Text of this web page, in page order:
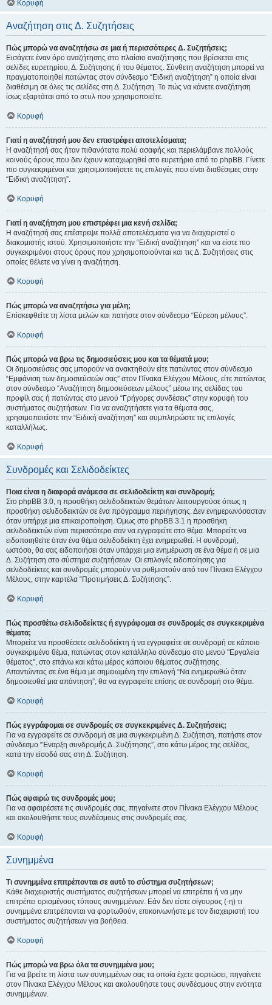
Κορυφή
Αναζήτηση στις Δ. Συζητήσεις
Πώς μπορώ να αναζητήσω σε μια ή περισσότερες Δ. Συζητήσεις;
Εισάγετε έναν όρο αναζήτησης στο πλαίσιο αναζήτησης που βρίσκεται στις
σελίδες ευρετηρίου, Δ. Συζήτησης ή του θέματος. Σύνθετη αναζήτηση μπορεί να
πραγματοποιηθεί πατώντας στον σύνδεσμο “Ειδική αναζήτηση” η οποία είναι
διαθέσιμη σε όλες τις σελίδες στη Δ. Συζήτηση. Το πώς να κάνετε αναζήτηση
ίσως εξαρτάται από το στυλ που χρησιμοποιείτε.
Κορυφή
Γιατί η αναζήτησή μου δεν επιστρέφει αποτελέσματα;
Η αναζήτησή σας ήταν πιθανότατα πολύ ασαφής και περιελάμβανε πολλούς
κοινούς όρους που δεν έχουν καταχωρηθεί στο ευρετήριο από το phpBB. Γίνετε
πιο συγκεκριμένοι και χρησιμοποιήσετε τις επιλογές που είναι διαθέσιμες στην
“Ειδική αναζήτηση”.
Κορυφή
Γιατί η αναζήτηση μου επιστρέφει μια κενή σελίδα;
Η αναζήτησή σας επέστρεψε πολλά αποτελέσματα για να διαχειριστεί ο
διακομιστής ιστού. Χρησιμοποιήστε την “Ειδική αναζήτηση” και να είστε πιο
συγκεκριμένοι στους όρους που χρησιμοποιούνται και τις Δ. Συζητήσεις στις
οποίες θέλετε να γίνει η αναζήτηση.
Κορυφή
Πώς μπορώ να αναζητήσω για μέλη;
Επίσκεφθείτε τη λίστα μελών και πατήστε στον σύνδεσμο “Εύρεση μέλους”.
Κορυφή
Πώς μπορώ να βρω τις δημοσιεύσεις μου και τα θέματά μου;
Οι δημοσιεύσεις σας μπορούν να ανακτηθούν είτε πατώντας στον σύνδεσμο
“Εμφάνιση των δημοσιεύσεών σας” στον Πίνακα Ελέγχου Μέλους, είτε πατώντας
στον σύνδεσμο “Αναζήτηση δημοσιεύσεων μέλους” μέσω της σελίδας του
προφίλ σας ή πατώντας στο μενού “Γρήγορες συνδέσεις” στην κορυφή του
συστήματος συζητήσεων. Για να αναζητήσετε για τα θέματα σας,
χρησιμοποιείστε την “Ειδική αναζήτηση” και συμπληρώστε τις επιλογές
καταλλήλως.
Κορυφή
Συνδρομές και Σελιδοδείκτες
Ποια είναι η διαφορά ανάμεσα σε σελιδοδείκτη και συνδρομή;
Στο phpBB 3.0, η προσθήκη σελιδοδεικτών θεμάτων λειτουργούσε όπως η
προσθήκη σελιδοδεικτών σε ένα πρόγραμμα περιήγησης. Δεν ενημερωνόσασταν
όταν υπήρχε μια επικαιροποίηση. Όμως στο phpBB 3.1 η προσθήκη
σελιδοδεικτών είναι περισσότερο σαν να εγγραφείτε στο θέμα. Μπορείτε να
ειδοποιηθείτε όταν ένα θέμα σελιδοδείκτη έχει ενημερωθεί. Η συνδρομή,
ωστόσο, θα σας ειδοποιήσει όταν υπάρχει μια ενημέρωση σε ένα θέμα ή σε μια
Δ. Συζήτηση στο σύστημα συζητήσεων. Οι επιλογές ειδοποίησης για
σελιδοδείκτες και συνδρομές μπορούν να ρυθμιστούν από τον Πίνακα Ελέγχου
Μέλους, στην καρτέλα “Προτιμήσεις Δ. Συζήτησης”.
Κορυφή
Πώς προσθέτω σελιδοδείκτες ή εγγράφομαι σε συνδρομές σε συγκεκριμένα
θέματα;
Μπορείτε να προσθέσετε σελιδοδείκτη ή να εγγραφείτε σε συνδρομή σε κάποιο
συγκεκριμένο θέμα, πατώντας στον κατάλληλο σύνδεσμο στο μενού "Εργαλεία
θέματος", στο επάνω και κάτω μέρος κάποιου θέματος συζήτησης.
Απαντώντας σε ένα θέμα με σημειωμένη την επιλογή “Να ενημερωθώ όταν
δημοσιευθεί μια απάντηση”, θα να εγγραφείτε επίσης σε συνδρομή στο θέμα.
Κορυφή
Πώς εγγράφομαι σε συνδρομές σε συγκεκριμένες Δ. Συζητήσεις;
Για να εγγραφείτε σε συνδρομή σε μια συγκεκριμένη Δ. Συζήτηση, πατήστε στον
σύνδεσμο “Έναρξη συνδρομής Δ. Συζήτησης”, στο κάτω μέρος της σελίδας,
κατά την είσοδό σας στη Δ. Συζήτηση.
Κορυφή
Πώς αφαιρώ τις συνδρομές μου;
Για να αφαιρέσετε τις συνδρομές σας, πηγαίνετε στον Πίνακα Ελέγχου Μέλους
και ακολουθήστε τους συνδέσμους στις συνδρομές σας.
Κορυφή
Συνημμένα
Τι συνημμένα επιτρέπονται σε αυτό το σύστημα συζητήσεων;
Κάθε διαχειριστής συστήματος συζητήσεων μπορεί να επιτρέπει ή να μην
επιτρέπει ορισμένους τύπους συνημμένων. Εάν δεν είστε σίγουρος (-η) τι
συνημμένα επιτρέπονται να φορτωθούν, επικοινωνήστε με τον διαχειριστή του
συστήματος συζητήσεων για βοήθεια.
Κορυφή
Πώς μπορώ να βρω όλα τα συνημμένα μου;
Για να βρείτε τη λίστα των συνημμένων σας τα οποία έχετε φορτώσει, πηγαίνετε
στον Πίνακα Ελέγχου Μέλους και ακολουθήστε τους συνδέσμους στην ενότητα
συνημμένων.